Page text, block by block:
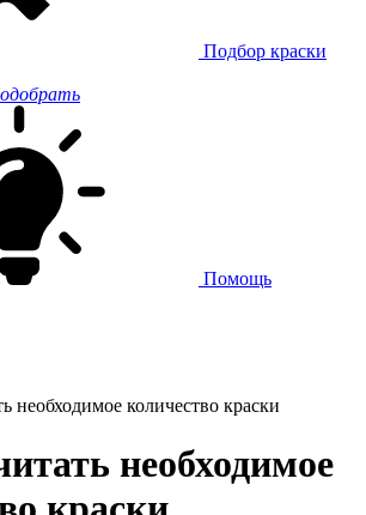
Подбор краски
Помощь
необходимое количество краски
необходимое